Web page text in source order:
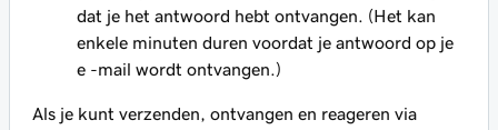
dat je het antwoord hebt ontvangen. (Het kan
enkele minuten duren voordat je antwoord op je
e -mail wordt ontvangen.)
Als je kunt verzenden, ontvangen en reageren via